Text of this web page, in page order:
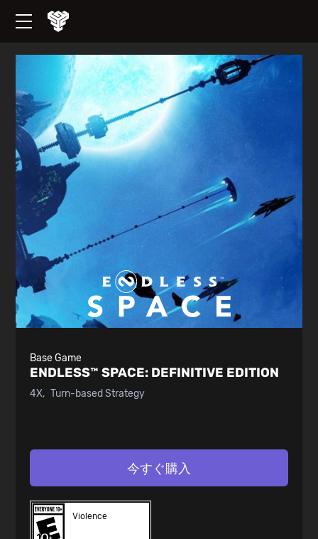
Base Game
ENDLESS™ SPACE: DEFINITIVE EDITION
4X Turn-based Strategy
今すぐ購入
Violence